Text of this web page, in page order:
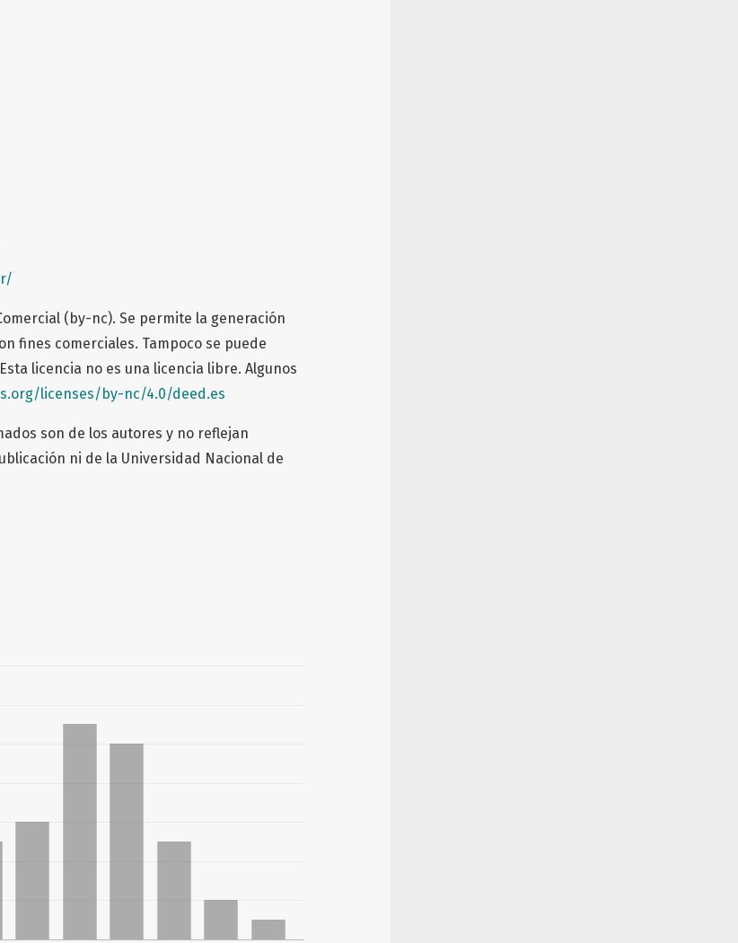
(by-nc). Se permite la generación
fines comerciales. Tampoco se puede
licencia no es una licencia libre. Algunos
licenses/by-nc/4.0/deed.es
son de los autores y no reflejan
ni de la Universidad Nacional de